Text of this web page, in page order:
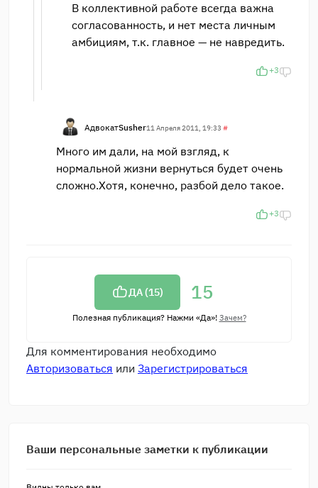
В коллективной работе всегда важна
согласованность, и нет места личным
амбициям, т.к. главное — не навредить.
+3
АдвокатSusher11 Апреля 2011, 19:33 #
Много им дали, на мой взгляд, к
нормальной жизни вернуться будет очень
сложно.Хотя, конечно, разбой дело такое.
+3
ДА (15) 15
Полезная публикация? Нажми «Да»! Зачем?
Для комментирования необходимо
Авторизоваться или Зарегистрироваться
Ваши персональные заметки к публикации